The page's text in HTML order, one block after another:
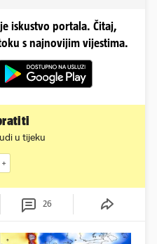
iskustvo portala. Čitaj,
s najnovijim vijestima.
u tijeku
26